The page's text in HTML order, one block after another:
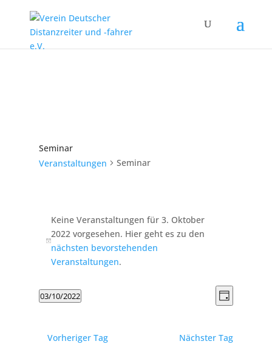
Seminar
Veranstaltungen
Seminar
für
3.
Oktober
2022
Hinweis
Keine Veranstaltungen für 3. Oktober
2022 vorgesehen. Hier geht es zu den
nächsten bevorstehenden
Veranstaltungen.
Tag
03/10/2022
Vorheriger Tag
Nächster Tag